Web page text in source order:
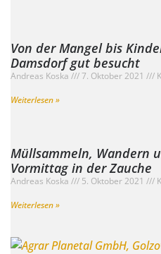
Von der Mangel bis
Damsdorf gut besucht
Andreas Koska 7. Oktober 2021
Weiterlesen »
Müllsammeln, Wandern
Vormittag in der Zauche
Andreas Koska 5. Oktober 2021
Weiterlesen »